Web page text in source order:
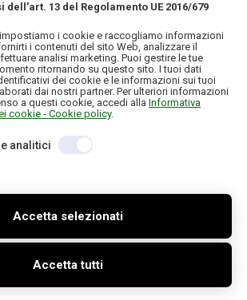
Tutti i diritti riservati
13 del Regolamento UE 2016/679
i cookie e raccogliamo informazioni
i contenuti del sito Web, analizzare il
analisi marketing. Puoi gestire le tue
ritornando su questo sito. I tuoi dati
dei cookie e le informazioni sui tuoi
dai nostri partner. Per ulteriori informazioni
a questi cookie, accedi alla Informativa
cookie - Cookie policy.
analitici
Accetta selezionati
Accetta tutti